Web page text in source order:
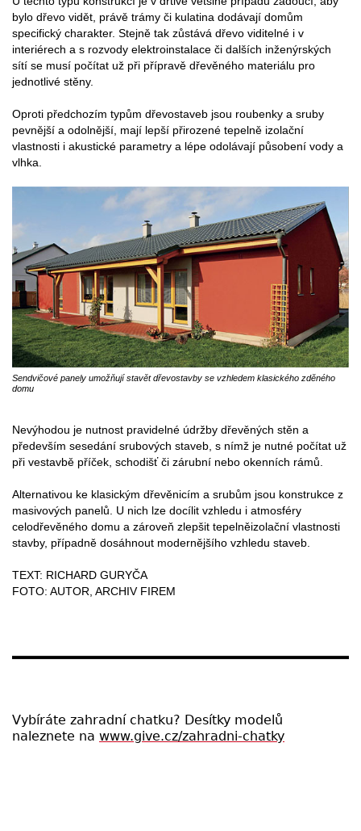
bylo dřevo vidět, právě trámy či kulatina dodávají domům
specifický charakter. Stejně tak zůstává dřevo viditelné i v
interiérech a s rozvody elektroinstalace či dalších inženýrských
sítí se musí počítat už při přípravě dřevěného materiálu pro
jednotlivé stěny.
Oproti předchozím typům dřevostaveb jsou roubenky a sruby
pevnější a odolnější, mají lepší přirozené tepelně izolační
vlastnosti i akustické parametry a lépe odolávají působení vody a
vlhka.
Sendvičové panely umožňují stavět dřevostavby se vzhledem klasického zděného
domu
Nevýhodou je nutnost pravidelné údržby dřevěných stěn a
především sesedání srubových staveb, s nímž je nutné počítat už
při vestavbě příček, schodišť či zárubní nebo okenních rámů.
Alternativou ke klasickým dřevěnicím a srubům jsou konstrukce z
masivových panelů. U nich lze docílit vzhledu i atmosféry
celodřevěného domu a zároveň zlepšit tepelněizolační vlastnosti
stavby, případně dosáhnout modernějšího vzhledu staveb.
TEXT: RICHARD GURYČA
FOTO: AUTOR, ARCHIV FIREM
Vybíráte zahradní chatku? Desítky modelů
naleznete na www.give.cz/zahradni-chatky